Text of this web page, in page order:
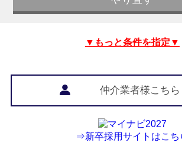
▼もっと条件を指定▼
仲介業者様こちら
⇒新卒採用サイトはこち